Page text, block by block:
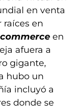
en venta
en
en
afuera a
gigante,
hubo un
incluyó a
donde se